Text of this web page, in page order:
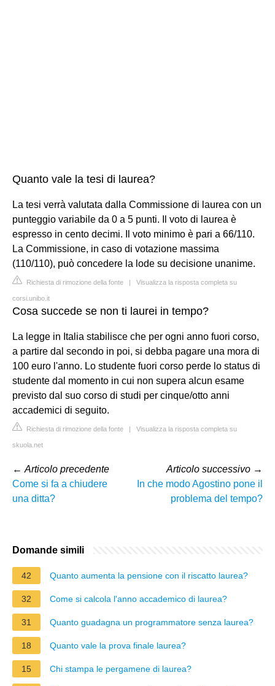
Quanto vale la tesi di laurea?
La tesi verrà valutata dalla Commissione di laurea con un
punteggio variabile da 0 a 5 punti. Il voto di laurea è
espresso in cento decimi. Il voto minimo è pari a 66/110.
La Commissione, in caso di votazione massima
(110/110), può concedere la lode su decisione unanime.
Richiesta di rimozione della fonte | Visualizza la risposta completa su
corsi.unibo.it
Cosa succede se non ti laurei in tempo?
La legge in Italia stabilisce che per ogni anno fuori corso,
a partire dal secondo in poi, si debba pagare una mora di
100 euro l'anno. Lo studente fuori corso perde lo status di
studente dal momento in cui non supera alcun esame
previsto dal suo corso di studi per cinque/otto anni
accademici di seguito.
Richiesta di rimozione della fonte | Visualizza la risposta completa su
skuola.net
← Articolo precedente
Come si fa a chiudere
una ditta?
Articolo successivo →
In che modo Agostino pone il
problema del tempo?
Domande simili
42 Quanto aumenta la pensione con il riscatto laurea?
32 Come si calcola l'anno accademico di laurea?
31 Quanto guadagna un programmatore senza laurea?
18 Quanto vale la prova finale laurea?
15 Chi stampa le pergamene di laurea?